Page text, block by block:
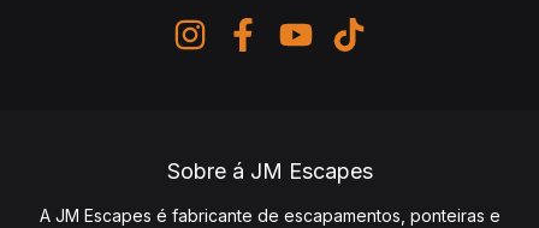
Sobre á JM Escapes
A JM Escapes é fabricante de escapamentos, ponteiras e